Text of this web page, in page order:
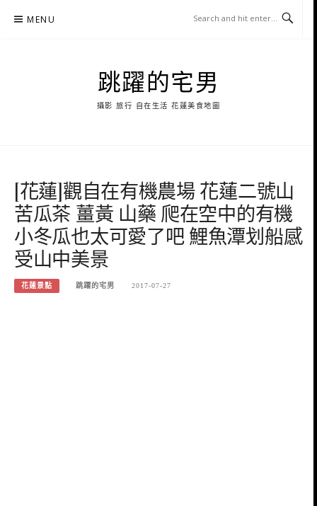
MENU
跳躍的宅男
攝影 旅行 自在生活 花蓮美食地圖
[花蓮]觀自在有機農場 花蓮二號山
苦瓜茶 薑黃 山藥 爬在空中的有機
小冬瓜也太可愛了吧 鯉魚潭划船感
受山中美景
花蓮景點 跳躍的宅男 2017-07-27